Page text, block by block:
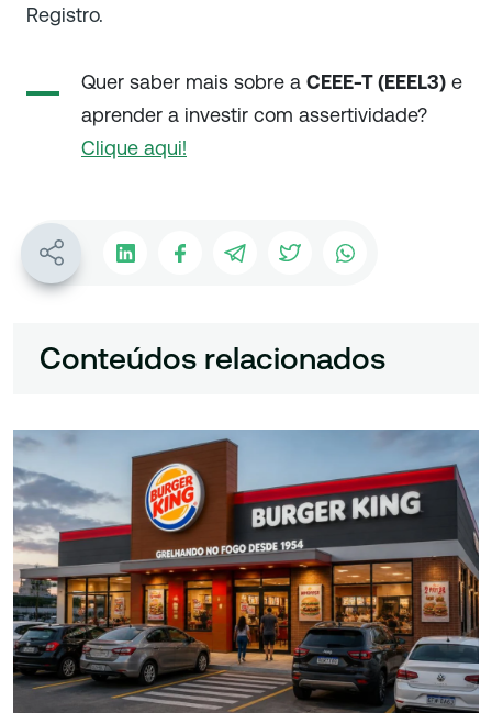
Registro.
Quer saber mais sobre a CEEE-T (EEEL3) e
aprender a investir com assertividade?
Clique aqui!
Conteúdos relacionados